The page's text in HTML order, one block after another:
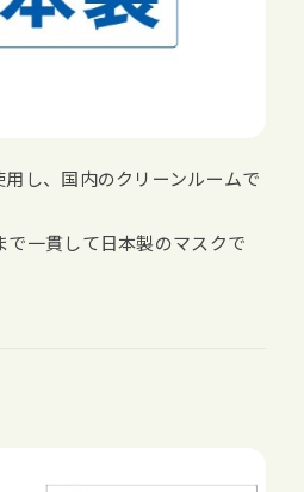
し、国内のクリーンルームで
一貫して日本製のマスクで